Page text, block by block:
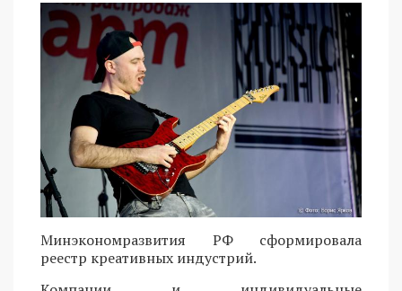
Минэкономразвития РФ сформировала
реестр креативных индустрий.